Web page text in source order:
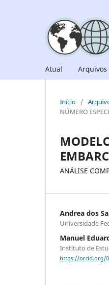
Atual Arquivos
Início /
NÚMERO
ANÁLISE
Andrea dos
Universidade
Manuel
Instituto de
https://orcid.org/